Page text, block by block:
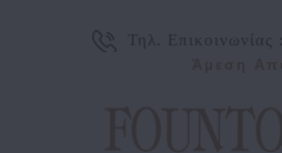
Τηλ. Επικοινωνίας :